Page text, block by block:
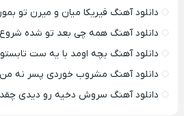
دانلود آهنگ فیریکا میان و میرن تو
دانلود آهنگ همه چی بعد تو شده شروع
دانلود آهنگ بچه اومد با یه ست
دانلود آهنگ مشروب خوردی پسر نه
دانلود آهنگ سروش دخیه رو دیدی